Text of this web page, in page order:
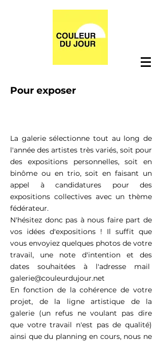
Pour exposer
La galerie sélectionne tout au long de
l'année des artistes très variés, soit pour
des expositions personnelles, soit en
binôme ou en trio, soit en faisant un
appel à candidatures pour des
expositions collectives avec un thème
fédérateur.
N'hésitez donc pas à nous faire part de
vos idées d'expositions ! Il suffit que
vous envoyiez quelques photos de votre
travail, une note d'intention et des
dates souhaitées à l'adresse mail
galerie@couleurdujour.net
En fonction de la cohérence de votre
projet, de la ligne artistique de la
galerie (un refus ne voulant pas dire
que votre travail n'est pas de qualité)
ainsi que du planning en cours, nous ne